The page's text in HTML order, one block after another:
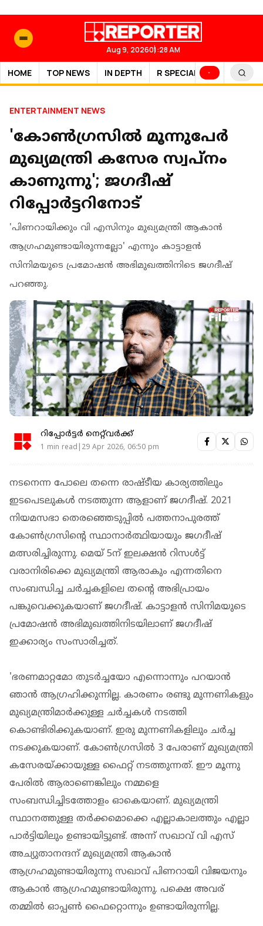
Aug 9, 202601:28 AM
HOME TOP NEWS IN DEPTH R SPECIAL SPORTS
ENTERTAINMENT NEWS
'കോണ്‍ഗ്രസില്‍ മൂന്നുപേര്‍
മുഖ്യമന്ത്രി കസേര സ്വപ്‌നം
കാണുന്നു'; ജഗദീഷ്
റിപ്പോര്‍ട്ടറിനോട്
'പിണറായിക്കും വി എസിനും മുഖ്യമന്ത്രി ആകാന്‍
ആഗ്രഹമുണ്ടായിരുന്നല്ലോ' എന്നും കാട്ടാളന്‍
സിനിമയുടെ പ്രമോഷന്‍ അഭിമുഖത്തിനിടെ ജഗദീഷ്
പറഞ്ഞു.
റിപ്പോർട്ടർ നെറ്റ്‌വര്‍ക്ക്‌
1 min read|29 Apr 2026, 06:50 pm
നടനെന്ന പോലെ തന്നെ രാഷ്ടീയ കാര്യത്തിലും
ഇടപെടലുകള്‍ നടത്തുന്ന ആളാണ് ജഗദീഷ്. 2021
നിയമസഭാ തെരഞ്ഞെടുപ്പില്‍ പത്തനാപുരത്ത്
കോണ്‍ഗ്രസിന്റെ സ്ഥാനാര്‍ത്ഥിയായും ജഗദീഷ്
മത്സരിച്ചിരുന്നു. മെയ് 5ന് ഇലക്ഷന്‍ റിസള്‍ട്ട്
വരാനിരിക്കെ മുഖ്യമന്ത്രി ആരാകും എന്നതിനെ
സംബന്ധിച്ച ചര്‍ച്ചകളിലെ തന്‍റെ അഭിപ്രായം
പങ്കുവെക്കുകയാണ് ജഗദീഷ്. കാട്ടാളന്‍ സിനിമയുടെ
പ്രമോഷന്‍ അഭിമുഖത്തിനിടയിലാണ് ജഗദീഷ്
ഇക്കാര്യം സംസാരിച്ചത്.
'ഭരണമാറ്റമോ തുടര്‍ച്ചയോ എന്നൊന്നും പറയാന്‍
ഞാന്‍ ആഗ്രഹിക്കുന്നില്ല. കാരണം രണ്ടു മുന്നണികളും
മുഖ്യമന്ത്രിമാര്‍ക്കുള്ള ചര്‍ച്ചകള്‍ നടത്തി
കൊണ്ടിരിക്കുകയാണ്. ഇരു മുന്നണികളിലും ചര്‍ച്ച
നടക്കുകയാണ്. കോണ്‍ഗ്രസില്‍ 3 പേരാണ് മുഖ്യമന്ത്രി
കസേരയ്ക്കായുള്ള ഫൈറ്റ് നടത്തുന്നത്. ഈ മൂന്നു
പേരില്‍ ആരാണെങ്കിലും നമ്മളെ
സംബന്ധിച്ചിടത്തോളം ഓകെയാണ്. മുഖ്യമന്ത്രി
സ്ഥാനത്തുള്ള തര്‍ക്കമൊക്കെ എല്ലാകാലത്തും എല്ലാ
പാര്‍ട്ടിയിലും ഉണ്ടായിട്ടുണ്ട്. അന്ന് സഖാവ് വി എസ്
അച്യുതാനന്ദന് മുഖ്യമന്ത്രി ആകാന്‍
ആഗ്രഹമുണ്ടായിരുന്നു സഖാവ് പിണറായി വിജയനും
ആകാന്‍ ആഗ്രഹമുണ്ടായിരുന്നു. പക്ഷെ അവര്
തമ്മില്‍ ഓപ്പണ്‍ ഫൈറ്റൊന്നും ഉണ്ടായിരുന്നില്ല.